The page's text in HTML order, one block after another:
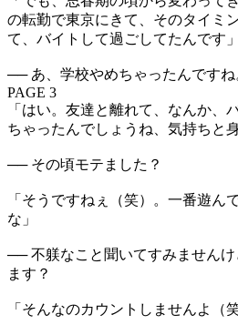
の転勤で東京にきて、そのタイミ
て、バイトして過ごしてたんです」
── あ、学校やめちゃったんですね
PAGE 3
「はい。友達と離れて、なんか、
ちゃったんでしょうね、気持ちと
── その頃モテました？
「そうですねぇ（笑）。一番遊ん
な」
── 不躾なこと聞いてすみません
ます？
「そんなのカウントしませんよ（笑